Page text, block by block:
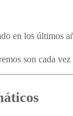
en los últimos
son cada vez